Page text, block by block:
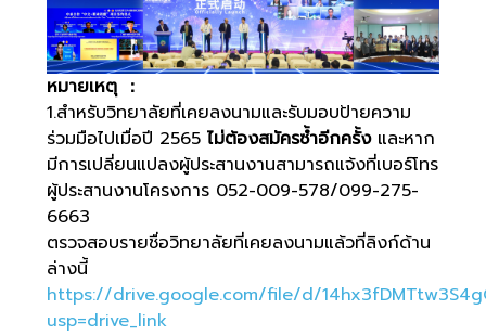
หมายเหตุ ：
1.สำหรับวิทยาลัยที่เคยลงนามและรับมอบป้ายความ
ร่วมมือไปเมื่อปี 2565 ไม่ต้องสมัครซ้ำอีกครั้งและหาก
มีการเปลี่ยนแปลงผู้ประสานงานสามารถแจ้งที่เบอร์โทร
ผู้ประสานงานโครงการ 052-009-578/099-275-
6663
ตรวจสอบรายชื่อวิทยาลัยที่เคยลงนามแล้วที่ลิงก์ด้าน
ล่างนี้
https://drive.google.com/file/d/
usp=drive_link